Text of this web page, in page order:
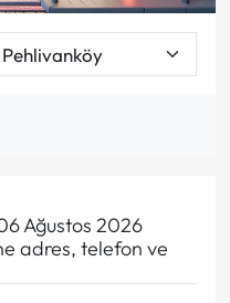
Ağustos 2026
adres, telefon ve